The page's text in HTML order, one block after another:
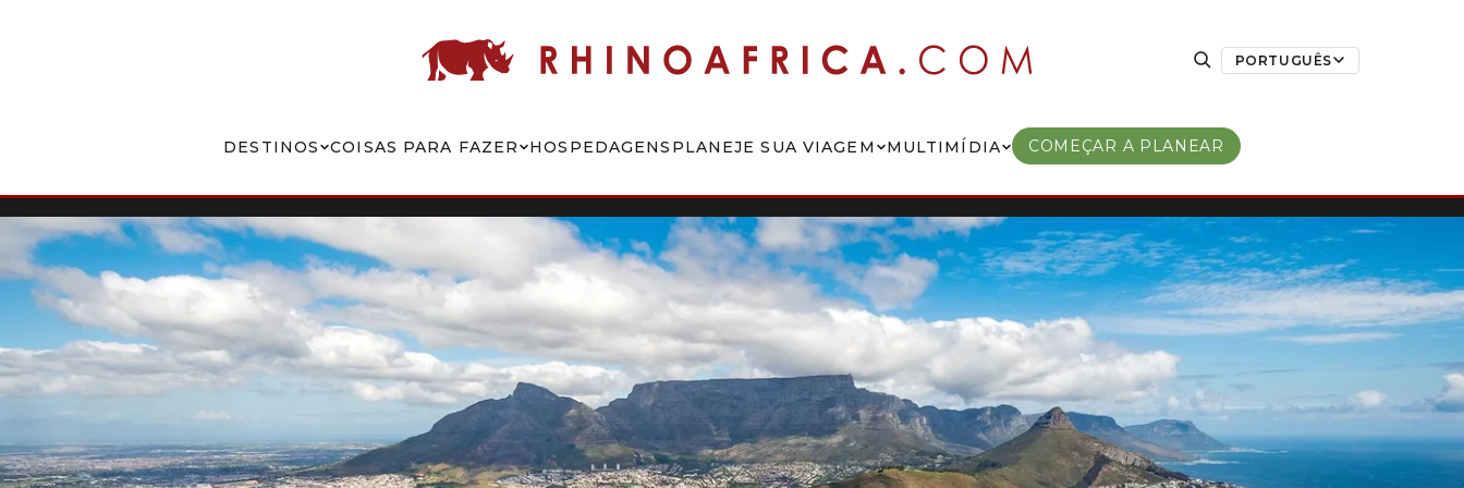
PORTUGUÊS
DESTINOS COISAS PARA FAZER HOSPEDAGENS PLANEJE SUA VIAGEM MULTIMÍDIA COMEÇAR A PLANEAR